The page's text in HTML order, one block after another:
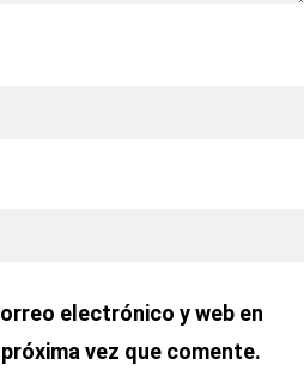
electrónico y web en
vez que comente.